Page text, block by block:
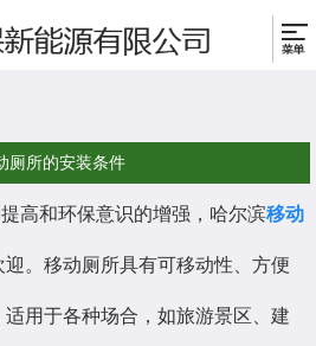
厕所的安装条件
高和环保意识的增强，哈尔滨移动
。移动厕所具有可移动性、方便
用于各种场合，如旅游景区、建